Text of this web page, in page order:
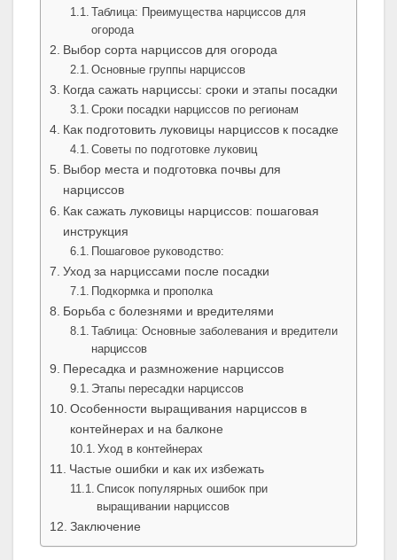
Таблица: Преимущества нарциссов для
огорода
Выбор сорта нарциссов для огорода
Основные группы нарциссов
Когда сажать нарциссы: сроки и этапы посадки
Сроки посадки нарциссов по регионам
Как подготовить луковицы нарциссов к посадке
Советы по подготовке луковиц
Выбор места и подготовка почвы для
нарциссов
Как сажать луковицы нарциссов: пошаговая
инструкция
Пошаговое руководство:
Уход за нарциссами после посадки
Подкормка и прополка
Борьба с болезнями и вредителями
Таблица: Основные заболевания и вредители
нарциссов
Пересадка и размножение нарциссов
Этапы пересадки нарциссов
Особенности выращивания нарциссов в
контейнерах и на балконе
Уход в контейнерах
Частые ошибки и как их избежать
Список популярных ошибок при
выращивании нарциссов
Заключение